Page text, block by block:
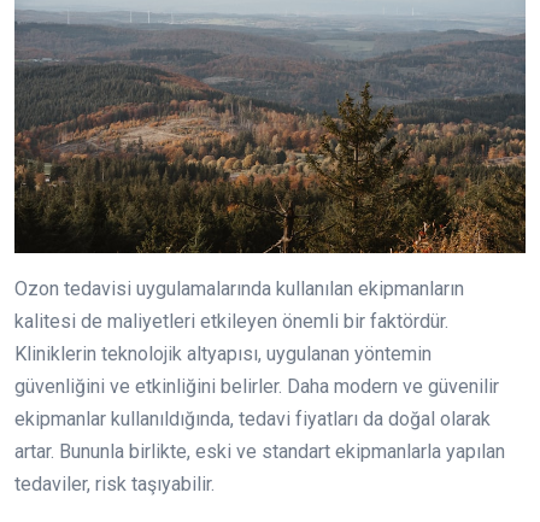
Ozon tedavisi uygulamalarında kullanılan ekipmanların
kalitesi de maliyetleri etkileyen önemli bir faktördür.
Kliniklerin teknolojik altyapısı, uygulanan yöntemin
güvenliğini ve etkinliğini belirler. Daha modern ve güvenilir
ekipmanlar kullanıldığında, tedavi fiyatları da doğal olarak
artar. Bununla birlikte, eski ve standart ekipmanlarla yapılan
tedaviler, risk taşıyabilir.